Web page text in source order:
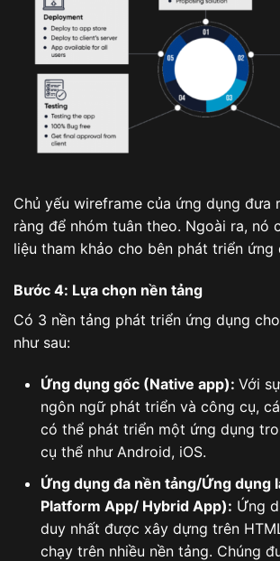
Chủ yếu wireframe của ứng dụng đưa
ràng để nhóm tuân theo. Ngoài ra, nó
liệu tham khảo cho bên phát triển ứng
Bước 4: Lựa chọn nền tảng
Có 3 nền tảng phát triển ứng dụng
như sau:
Ứng dụng gốc (Native app): Với
ngôn ngữ phát triển và công cụ,
có thể phát triển một ứng dụng
cụ thể như Android, iOS.
Ứng dụng đa nền tảng/Ứng dụng
Platform App/ Hybrid App): Ứng
duy nhất được xây dựng trên
chạy trên nhiều nền tảng. Chúng